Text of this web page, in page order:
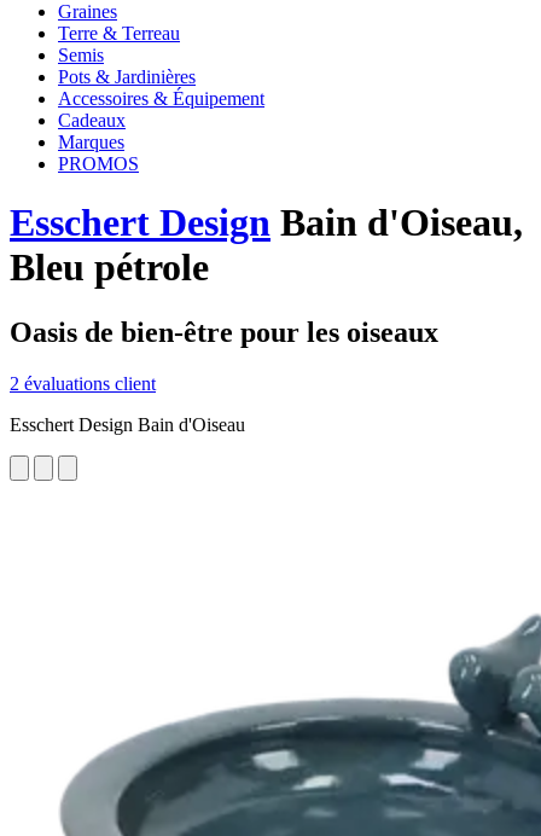
Graines
Terre & Terreau
Semis
Pots & Jardinières
Accessoires & Équipement
Cadeaux
Marques
PROMOS
Esschert Design Bain d'Oiseau,
Bleu pétrole
Oasis de bien-être pour les oiseaux
2 évaluations client
Esschert Design Bain d'Oiseau